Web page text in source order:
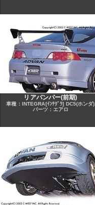
リアバンパー(前期)
車種：INTEGRA[ｲﾝﾃｸﾞﾗ] DC5(ホンダ)
パーツ：エアロ